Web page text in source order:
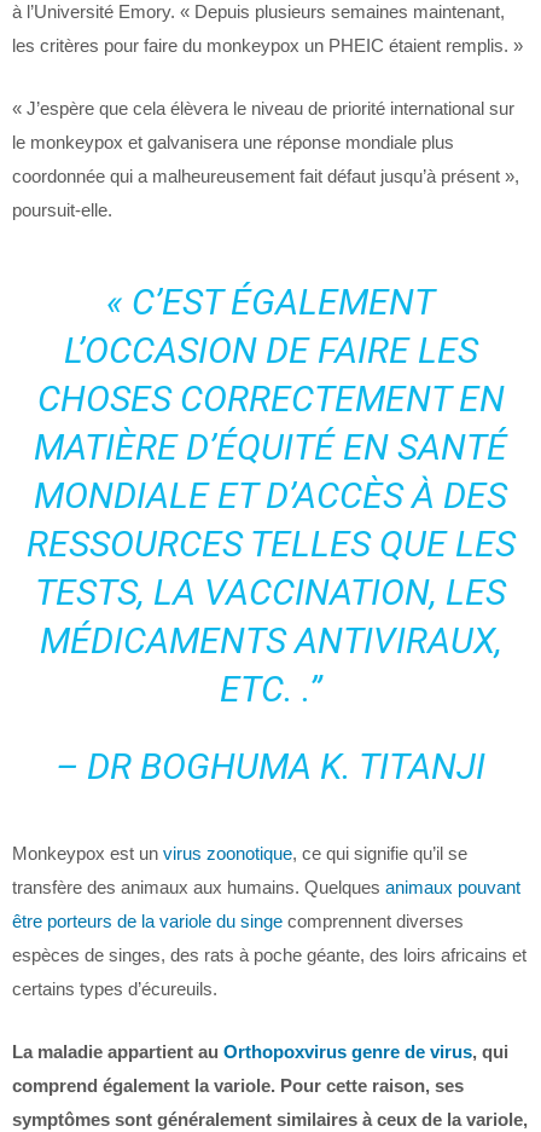
à l’Université Emory. « Depuis plusieurs semaines maintenant,
les critères pour faire du monkeypox un PHEIC étaient remplis. »
« J’espère que cela élèvera le niveau de priorité international sur
le monkeypox et galvanisera une réponse mondiale plus
coordonnée qui a malheureusement fait défaut jusqu’à présent »,
poursuit-elle.
« C’EST ÉGALEMENT
L’OCCASION DE FAIRE LES
CHOSES CORRECTEMENT EN
MATIÈRE D’ÉQUITÉ EN SANTÉ
MONDIALE ET D’ACCÈS À DES
RESSOURCES TELLES QUE LES
TESTS, LA VACCINATION, LES
MÉDICAMENTS ANTIVIRAUX,
ETC. .”
– DR BOGHUMA K. TITANJI
Monkeypox est un virus zoonotique, ce qui signifie qu’il se
transfère des animaux aux humains. Quelques animaux pouvant
être porteurs de la variole du singe comprennent diverses
espèces de singes, des rats à poche géante, des loirs africains et
certains types d’écureuils.
La maladie appartient au Orthopoxvirus genre de virus, qui
comprend également la variole. Pour cette raison, ses
symptômes sont généralement similaires à ceux de la variole,